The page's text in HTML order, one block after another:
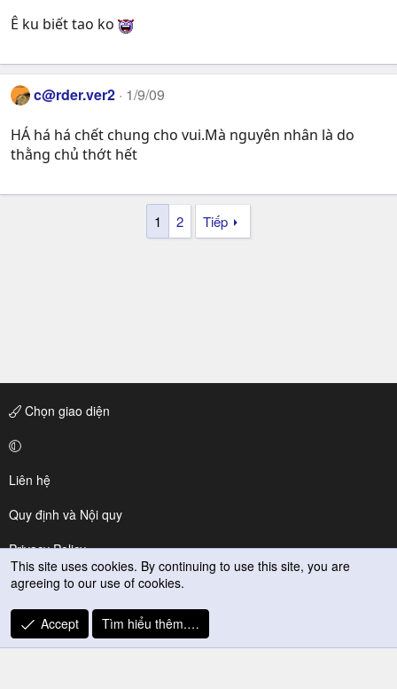
Ê ku biết tao ko
c@rder.ver2 1/9/09
HÁ há há chết chung cho vui.Mà nguyên nhân là do
thằng chủ thớt hết
1 2 Tiếp
Chọn giao diện
Liên hệ
Quy định và Nội quy
Privacy Policy
Trợ giúp
R
S
This site uses cookies. By continuing to use this site, you are
agreeing to our use of cookies.
Accept Tìm hiểu thêm.…